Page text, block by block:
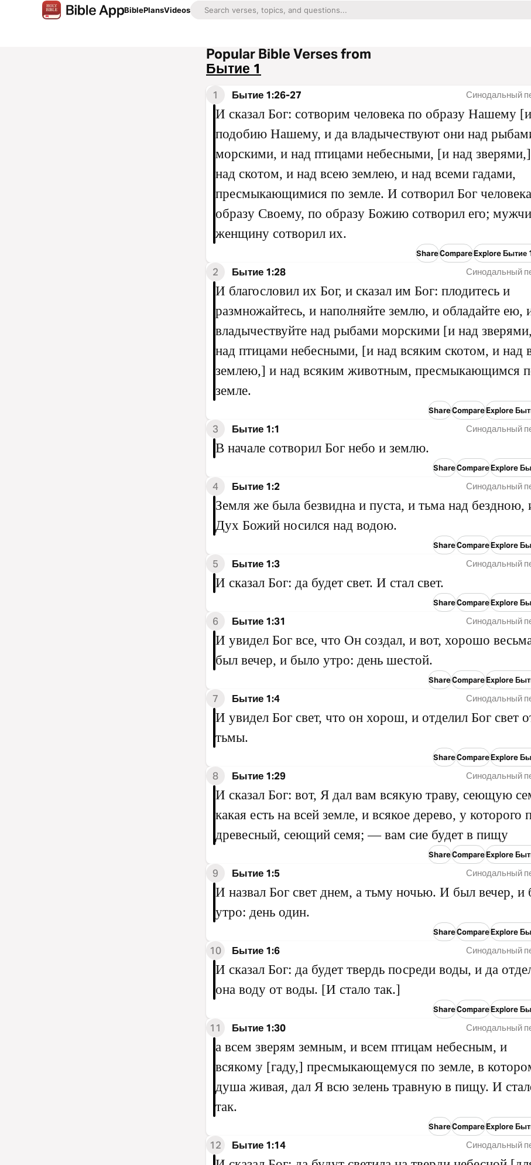
BiblePlansVideos
Popular Bible Verses from
Бытие 1
1 Бытие 1:26-27 Синодальный
И сказал Бог: сотворим человека по образу Нашему
подобию Нашему, и да владычествуют они над
морскими, и над птицами небесными, [и над
над скотом, и над всею землею, и над всеми гадами,
пресмыкающимися по земле. И сотворил Бог
образу Своему, по образу Божию сотворил его;
женщину сотворил их.
ShareCompareExplore Бытие
2 Бытие 1:28 Синодальный
И благословил их Бог, и сказал им Бог: плодитесь и
размножайтесь, и наполняйте землю, и обладайте ею,
владычествуйте над рыбами морскими [и над
над птицами небесными, [и над всяким скотом, и над
землею,] и над всяким животным, пресмыкающимся
земле.
ShareCompareExplore
3 Бытие 1:1 Синодальный
В начале сотворил Бог небо и землю.
ShareCompareExplore
4 Бытие 1:2 Синодальный
Земля же была безвидна и пуста, и тьма над бездною,
Дух Божий носился над водою.
ShareCompareExplore
5 Бытие 1:3 Синодальный
И сказал Бог: да будет свет. И стал свет.
ShareCompareExplore
6 Бытие 1:31 Синодальный
И увидел Бог все, что Он создал, и вот, хорошо
был вечер, и было утро: день шестой.
ShareCompareExplore
7 Бытие 1:4 Синодальный
И увидел Бог свет, что он хорош, и отделил Бог свет
тьмы.
ShareCompareExplore
8 Бытие 1:29 Синодальный
И сказал Бог: вот, Я дал вам всякую траву, сеющую
какая есть на всей земле, и всякое дерево, у которого
древесный, сеющий семя; — вам сие будет в пищу
ShareCompareExplore
9 Бытие 1:5 Синодальный
И назвал Бог свет днем, а тьму ночью. И был вечер, и
утро: день один.
ShareCompareExplore
10 Бытие 1:6 Синодальный
И сказал Бог: да будет твердь посреди воды, и да
она воду от воды. [И стало так.]
ShareCompareExplore
11 Бытие 1:30 Синодальный
а всем зверям земным, и всем птицам небесным, и
всякому [гаду,] пресмыкающемуся по земле, в
душа живая, дал Я всю зелень травную в пищу. И
так.
ShareCompareExplore
12 Бытие 1:14 Синодальный